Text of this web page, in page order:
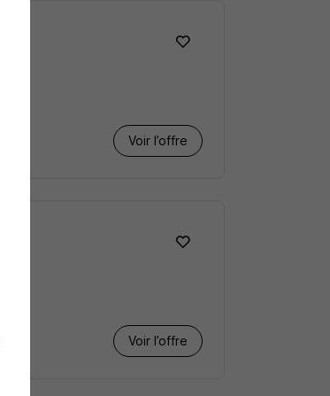
Voir l’offre
Voir l’offre